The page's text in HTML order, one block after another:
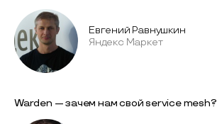
Евгений Равнушкин
Яндекс Маркет
Warden — зачем нам свой service mesh?